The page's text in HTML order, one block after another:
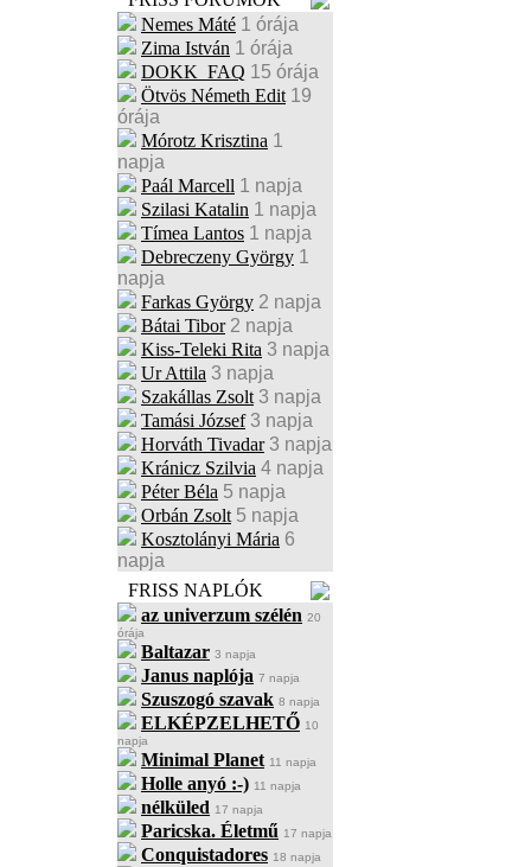
Nemes Máté 1 órája
Zima István 1 órája
DOKK_FAQ 15 órája
Ötvös Németh Edit 19
órája
Mórotz Krisztina 1
napja
Paál Marcell 1 napja
Szilasi Katalin 1 napja
Tímea Lantos 1 napja
Debreczeny György 1
napja
Farkas György 2 napja
Bátai Tibor 2 napja
Kiss-Teleki Rita 3 napja
Ur Attila 3 napja
Szakállas Zsolt 3 napja
Tamási József 3 napja
Horváth Tivadar 3 napja
Kránicz Szilvia 4 napja
Péter Béla 5 napja
Orbán Zsolt 5 napja
Kosztolányi Mária 6
napja
FRISS NAPLÓK
az univerzum szélén 20
órája
Baltazar 3 napja
Janus naplója 7 napja
Szuszogó szavak 8 napja
ELKÉPZELHETŐ 10
napja
Minimal Planet 11 napja
Holle anyó :-) 11 napja
nélküled 17 napja
Paricska. Életmű 17 napja
Conquistadores 18 napja